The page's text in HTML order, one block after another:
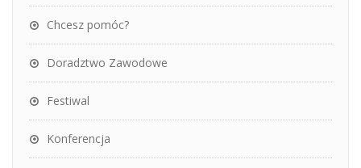
Chcesz pomóc?
Doradztwo Zawodowe
Festiwal
Konferencja